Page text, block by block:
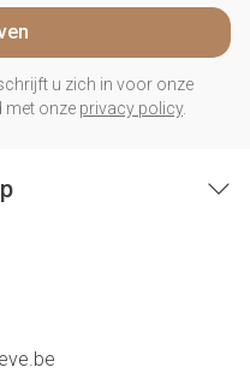
u zich in voor onze
met onze privacy policy.